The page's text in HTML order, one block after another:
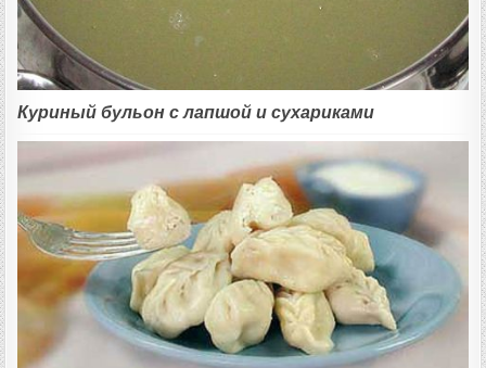
Куриный бульон с лапшой и сухариками